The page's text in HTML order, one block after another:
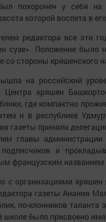
похоронен у себя
которой воспета в
редактора все эти
сузе». Положение было
со стороны кряшенского
на российский
Центра кряшен
где компактно
и в республике
газеты приняли
главы
подписчиков и
французским
с организациями
газеты Анания
по-клонников
школе было присвоено